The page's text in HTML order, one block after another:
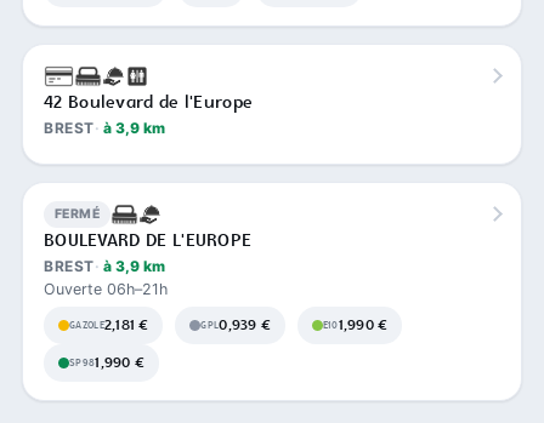
42 Boulevard de l'Europe
BREST à 3,9 km
FERMÉ
BOULEVARD DE L'EUROPE
BREST à 3,9 km
Ouverte 06h–21h
GAZOLE2,181 € GPL0,939 € E101,990 €
SP981,990 €